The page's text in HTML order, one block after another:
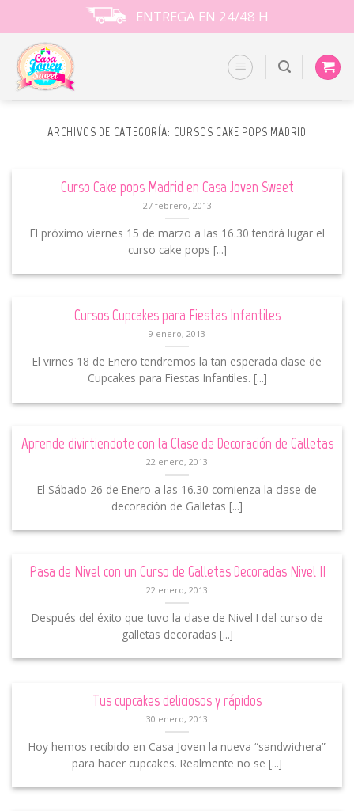
to
content
ENTREGA EN 24/48 H
ARCHIVOS DE CATEGORÍA: CURSOS CAKE POPS MADRID
Curso Cake pops Madrid en Casa Joven Sweet
27 febrero, 2013
El próximo viernes 15 de marzo a las 16.30 tendrá lugar el
curso cake pops [...]
Cursos Cupcakes para Fiestas Infantiles
9 enero, 2013
El virnes 18 de Enero tendremos la tan esperada clase de
Cupcakes para Fiestas Infantiles. [...]
Aprende divirtiendote con la Clase de Decoración de Galletas
22 enero, 2013
El Sábado 26 de Enero a las 16.30 comienza la clase de
decoración de Galletas [...]
Pasa de Nivel con un Curso de Galletas Decoradas Nivel II
22 enero, 2013
Después del éxito que tuvo la clase de Nivel I del curso de
galletas decoradas [...]
Tus cupcakes deliciosos y rápidos
30 enero, 2013
Hoy hemos recibido en Casa Joven la nueva “sandwichera”
para hacer cupcakes. Realmente no se [...]